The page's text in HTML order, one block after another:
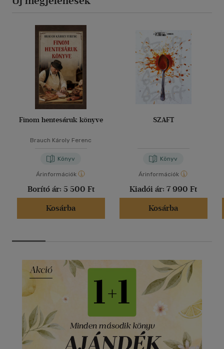
Finom hentesáruk könyve
Brauch Károly Ferenc
Könyv
Árinformációk
Borító ár: 5 500 Ft
Kosárba
SZAFT
Könyv
Árinformációk
Kiadói ár: 7 990 Ft
Kosárba